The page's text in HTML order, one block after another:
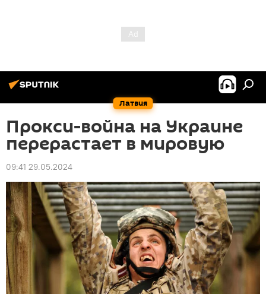
Латвия
Прокси-война на Украине
перерастает в мировую
09:41 29.05.2024